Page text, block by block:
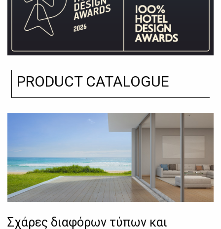
PRODUCT CATALOGUE
Σχάρες διαφόρων τύπων και